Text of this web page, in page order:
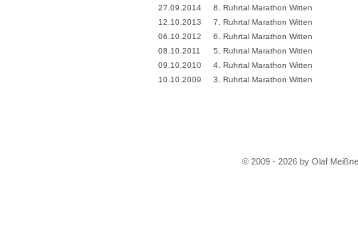
27.09.2014
8. Ruhrtal Marathon Witten
12.10.2013
7. Ruhrtal Marathon Witten
06.10.2012
6. Ruhrtal Marathon Witten
08.10.2011
5. Ruhrtal Marathon Witten
09.10.2010
4. Ruhrtal Marathon Witten
10.10.2009
3. Ruhrtal Marathon Witten
© 2009 - 2026 by Olaf